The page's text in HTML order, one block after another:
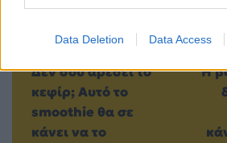
Data Deletion Data Access
Δεν σου αρέσει το
κεφίρ; Αυτό το
smoothie θα σε
κάνει να το
Η